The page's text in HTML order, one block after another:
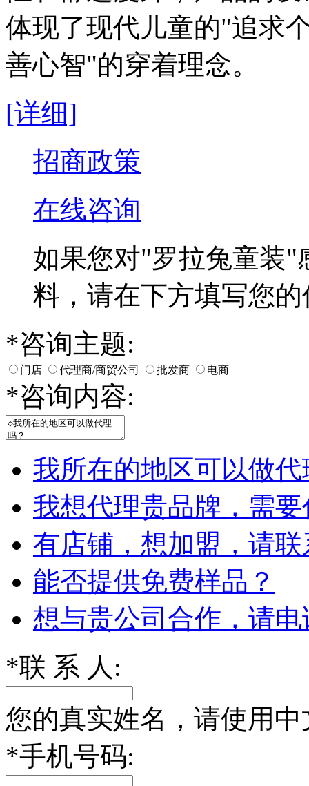
体现了现代儿童的"追求
善心智"的穿着理念。
[详细]
招商政策
在线咨询
如果您对"罗拉兔童装"
料，请在下方填写您
*咨询主题:
门店 代理商/商贸公司 批发商 电商
*咨询内容:
我所在的地区可以做
我想代理贵品牌，需
有店铺，想加盟，请
能否提供免费样品？
想与贵公司合作，请
*联 系 人:
您的真实姓名，请使用中
*手机号码: